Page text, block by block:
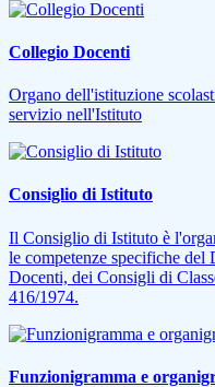
Collegio Docenti
Organo dell'istituzione
servizio nell'Istituto
Consiglio di Istituto
Il Consiglio di Istituto è
le competenze specifiche
Docenti, dei Consigli di
416/1974.
Funzionigramma e